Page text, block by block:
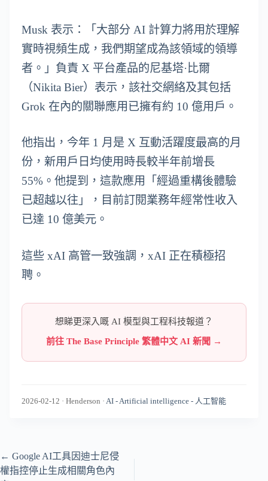
Musk 表示：「大部分 AI 計算力將用於理解
實時視頻生成，我們期望成為該領域的領導
者。」負責 X 平台產品的尼基塔·比爾
（Nikita Bier）表示，該社交網絡及其包括
Grok 在內的關聯應用已擁有約 10 億用戶。
他指出，今年 1 月是 X 互動活躍度最高的月
份，新用戶日均使用時長較半年前增長
55%。他提到，這款應用「經過重構後體驗
已超越以往」，目前訂閱業務年經常性收入
已達 10 億美元。
這些 xAI 高管一致強調，xAI 正在積極招
聘。
想睇更深入嘅 AI 模型與工程科技報道？
前往 The Base Principle 繁體中文 AI 新聞 →
2026-02-12 · Henderson · AI - Artificial intelligence - 人工智能
← Google AI工具因迪士尼侵
權指控停止生成相關角色內